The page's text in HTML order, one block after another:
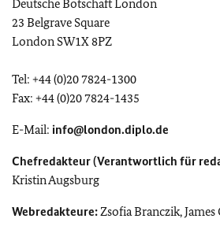
Deutsche Botschaft London
23 Belgrave Square
London SW1X 8PZ
Tel: +44 (0)20 7824-1300
Fax: +44 (0)20 7824-1435
E-Mail: info@london.diplo.de
Chefredakteur (Verantwortlich für
Kristin Augsburg
Webredakteure:Zsofia Branczik,